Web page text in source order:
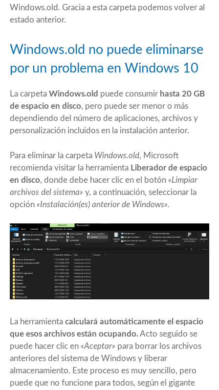
Windows.old. Gracia a esta carpeta podemos volver al
estado anterior.
Windows.old no puede eliminarse
por un problema en Windows 10
La carpeta Windows.old puede consumir hasta 20 GB
de espacio en disco, pero puede ser menor o más
dependiendo del número de aplicaciones, archivos y
personalización incluidos en la instalación anterior.
Para eliminar la carpeta Windows.old, Microsoft
recomienda visitar la herramienta Liberador de espacio
en disco, donde debe hacer clic en el botón «Limpiar
archivos del sistema» y, a continuación, seleccionar la
opción «Instalación(es) anterior de Windows».
La herramienta calculará automáticamente el espacio
que esos archivos están ocupando.Acto seguido se
puede hacer clic en «Aceptar» para borrar los archivos
anteriores del sistema de Windows y liberar
almacenamiento. Este proceso es muy sencillo, pero
puede que no funcione para todos, según el gigante